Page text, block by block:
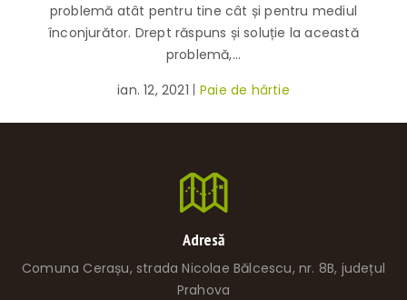
problemă atât pentru tine cât și pentru mediul
înconjurător. Drept răspuns și soluție la această
problemă,...
ian. 12, 2021
Paie de hârtie
Adresă
Comuna Cerașu, strada Nicolae Bălcescu, nr. 8B, județul
Prahova